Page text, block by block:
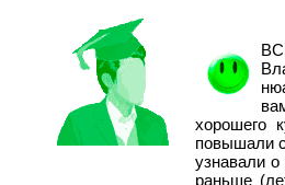
хорошего
повышали
узнавали
раньше